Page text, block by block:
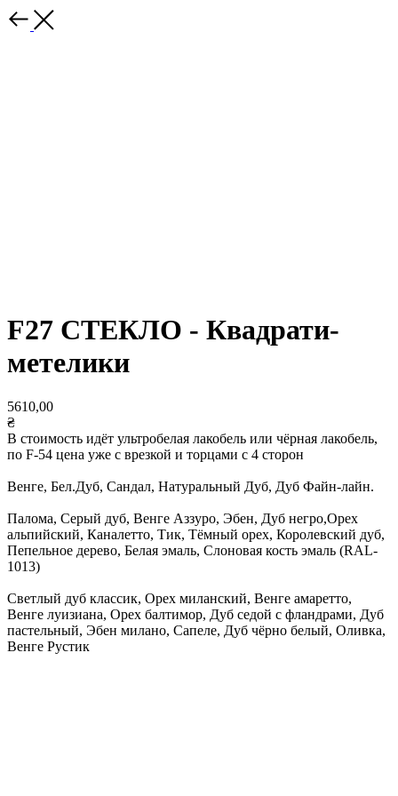
F27 СТЕКЛО - Квадрати-
метелики
5610,00
₴
В стоимость идёт ультробелая лакобель или чёрная лакобель,
по F-54 цена уже с врезкой и торцами с 4 сторон
Венге, Бел.Дуб, Сандал, Натуральный Дуб, Дуб Файн-лайн.
Палома, Серый дуб, Венге Аззуро, Эбен, Дуб негро,Орех
альпийский, Каналетто, Тик, Тёмный орех, Королевский дуб,
Пепельное дерево, Белая эмаль, Слоновая кость эмаль (RAL-
1013)
Светлый дуб классик, Орех миланский, Венге амаретто,
Венге луизиана, Орех балтимор, Дуб седой с фландрами, Дуб
пастельный, Эбен милано, Сапеле, Дуб чёрно белый, Оливка,
Венге Рустик